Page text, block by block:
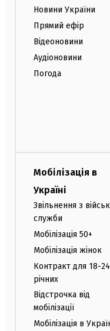
Новини України
Прямий ефір
Відеоновини
Аудіоновини
Погода
Мобілізація в
Україні
Звільнення з
служби
Мобілізація 50+
Мобілізація жінок
Контракт для 18-
річних
Відстрочка від
мобілізації
Мобілізація в